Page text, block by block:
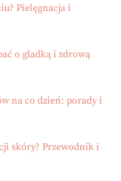
Pielęgnacja i
o gładką i zdrową
na co dzień: porady i
skóry? Przewodnik i